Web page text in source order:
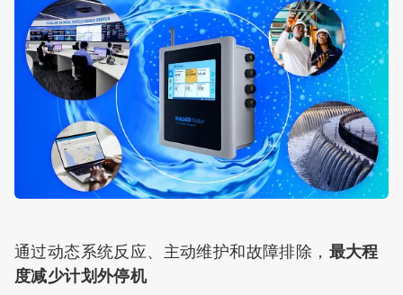
通过动态系统反应、主动维护和故障排除， 最大程
度减少计划外停机